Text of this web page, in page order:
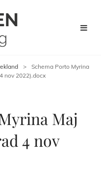
>
Schema Porto Myrina
nov 2022).docx
Maj
4 nov